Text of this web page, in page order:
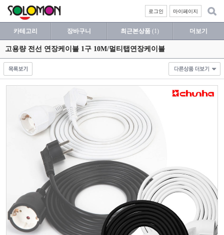
마이페이지
로그인
카테고리 장바구니 최근본상품 (1) 더보기
고용량 전선 연장케이블 1구 10M/멀티탭연장케이블